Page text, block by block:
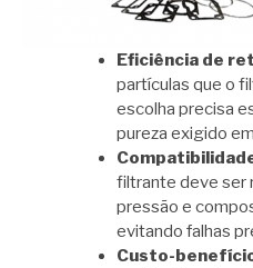
Eficiência de
partículas que o
escolha precisa
pureza exigido
filtrante deve ser
pressão e
evitando falhas
Custo-